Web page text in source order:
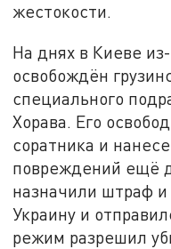
жестокости.
На днях в Киеве
освобождён
специального
Хорава. Его
соратника и
повреждений ещё
назначили штраф и
Украину и
режим разрешил